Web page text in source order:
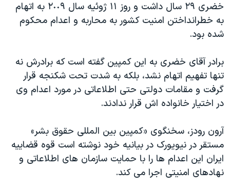
خضری ٢٩ سال داشت و روز ١١ ژوئیه سال ٢٠٠٩ به اتهام
به خطرانداختن امنیت کشور به محاربه و اعدام محکوم
شده بود.
برادر آقای خضری به این کمپین گفته است که برادرش نه
تنها تفهیم اتهام نشد، بلکه به شدت تحت شکنجه قرار
گرفت و مقامات دولتی حتی اطلاعاتی در مورد اعدام وی
در اختیار خانواده اش قرار ندادند.
آرون رودز، سخنگوی «کمپین بین المللی حقوق بشر»
مستقر در نیویورک در بیانیه خود نوشته است قوه قضاییه
ایران این اعدام ها را با حمایت سازمان های اطلاعاتی و
نهادهای امنیتی اجرا می کند.